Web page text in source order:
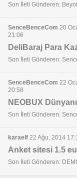
Son İleti Gönderen:
SenceBenceCom 20
21:06
DeliBaraj Para
Son İleti Gönderen:
SenceBenceCom 22
20:58
NEOBUX
Son İleti Gönderen:
karaelf 22 Ağu, 2014
Anket sitesi 1.5
Son İleti Gönderen: